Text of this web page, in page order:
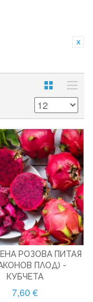
РОЗОВА ПИТАЯ
ПЛОД) -
КУБЧЕТА
7,60 €